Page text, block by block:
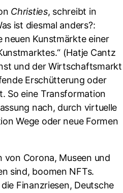
Christies, schreibt in
ist diesmal anders?:
Kunstmärkte einer
(Hatje Cantz
und der Wirtschaftsmarkt
Erschütterung oder
So eine Transformation
nach, durch virtuelle
Wege oder neue Formen
von Corona, Museen und
sind, boomen NFTs.
Finanzriesen, Deutsche